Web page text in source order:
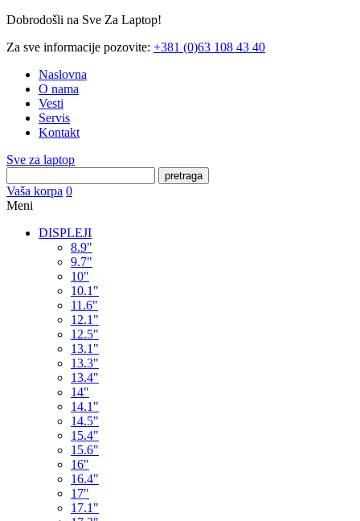
Dobrodošli na Sve Za Laptop!
Za sve informacije pozovite: +381 (0)63 108 43 40
Naslovna
O nama
Vesti
Servis
Kontakt
Sve za laptop
pretraga
Vaša korpa 0
Meni
DISPLEJI
8.9"
9.7"
10"
10.1"
11.6"
12.1"
12.5"
13.1"
13.3"
13.4"
14"
14.1"
14.5"
15.4"
15.6"
16"
16.4"
17"
17.1"